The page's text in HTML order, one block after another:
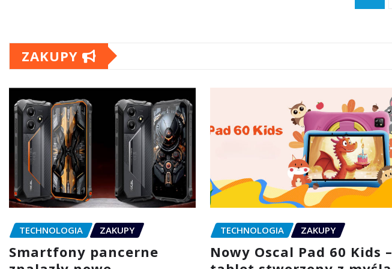
ZAKUPY
TECHNOLOGIA ZAKUPY
Smartfony pancerne
TECHNOLOGIA ZAKUPY
Nowy Oscal Pad 60 Kids –